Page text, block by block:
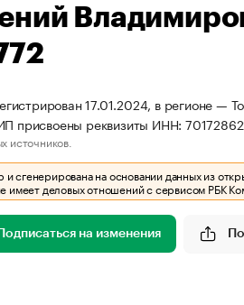
17.01.2024, в регионе —
ИП присвоены реквизиты ИНН:
источников.
сгенерирована на основании данных из
имеет деловых отношений с сервисом РБК
Подписаться на изменения